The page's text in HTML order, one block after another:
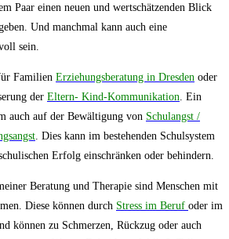
Paar einen neuen und wertschätzenden Blick
Und manchmal kann auch eine
sein.
Familien Erziehungsberatung in Dresden oder
der Eltern- Kind-Kommunikation . Ein
auch auf der Bewältigung von Schulangst /
. Dies kann im bestehenden Schulsystem
Erfolg einschränken oder behindern.
Beratung und Therapie sind Menschen mit
Diese können durch Stress im Beruf oder im
können zu Schmerzen, Rückzug oder auch